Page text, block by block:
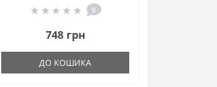
0
748 грн
ДО КОШИКА